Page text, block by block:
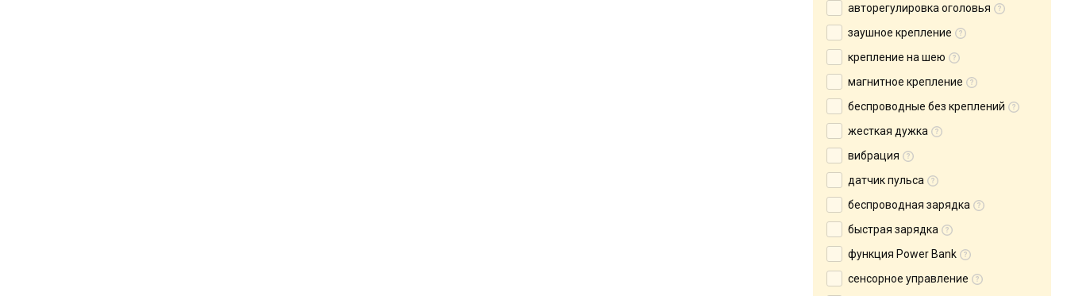
авторегулировка оголовья
заушное крепление
крепление на шею
магнитное крепление
беспроводные без креплений
жесткая дужка
вибрация
датчик пульса
беспроводная зарядка
быстрая зарядка
функция Power Bank
сенсорное управление